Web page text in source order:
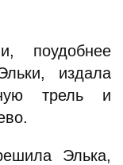
поудобнее
издала
трель и
Элька,